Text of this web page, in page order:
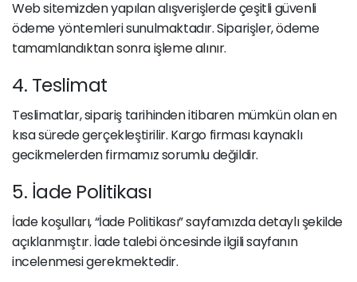
Web sitemizden yapılan alışverişlerde çeşitli güvenli
ödeme yöntemleri sunulmaktadır. Siparişler, ödeme
tamamlandıktan sonra işleme alınır.
4. Teslimat
Teslimatlar, sipariş tarihinden itibaren mümkün olan en
kısa sürede gerçekleştirilir. Kargo firması kaynaklı
gecikmelerden firmamız sorumlu değildir.
5. İade Politikası
İade koşulları, “İade Politikası” sayfamızda detaylı şekilde
açıklanmıştır. İade talebi öncesinde ilgili sayfanın
incelenmesi gerekmektedir.